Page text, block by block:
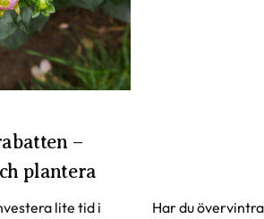
–
plantera
lite tid i
Har du